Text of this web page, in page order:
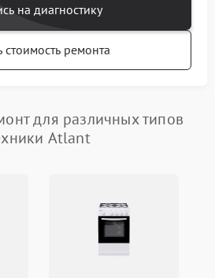
на диагностику
стоимость ремонта
для различных типов
Atlant